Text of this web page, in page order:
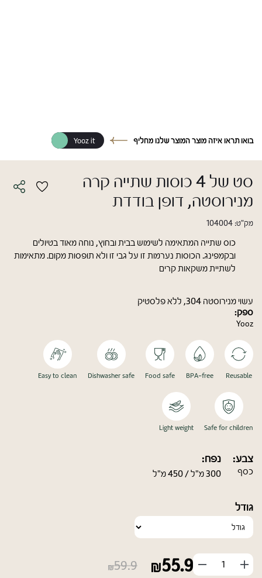
בואו תראו איזה מוצר המוצר שלנו מחליף Yooz it
סט של 4 כוסות שתייה קרה
מנירוסטה, דופן בודדת
כוס שתייה המתאימה לשימוש בבית ובחוץ, נוחה מאוד בטיולים
ובקמפינג. הכוסות נערמות זו על גבי זו ולא תופסות מקום. מתאימות
לשתיית משקאות קרים
ספק:
Yooz
מק"ט: 104004
צבע:
כסף
נפח:
300 מ"ל / 450 מ"ל
Reusable
BPA-free
Food safe
Dishwasher safe
Easy to clean
Safe for children
Light weight
גודל
עשוי מנירוסטה 304, ללא פלסטיק
הוסף
מוצר
החסר
מוצר55.9
59.9